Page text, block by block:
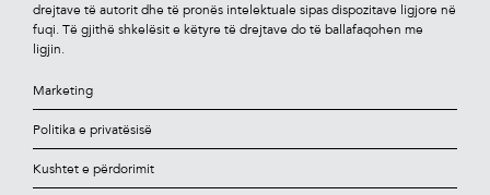
drejtave të autorit dhe të pronës intelektuale sipas dispozitave ligjore në
fuqi. Të gjithë shkelësit e këtyre të drejtave do të ballafaqohen me
ligjin.
Marketing
Politika e privatësisë
Kushtet e përdorimit